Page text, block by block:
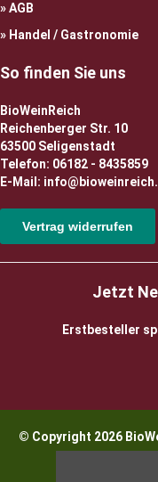
AGB
Handel / Gastronomie
So finden Sie uns
BioWeinReich
Reichenberger Str. 10
63500 Seligenstadt
Telefon: 06182 - 8435859
E-Mail:
Vertrag widerrufen
Jetzt
Erstbesteller
© Copyright 2026